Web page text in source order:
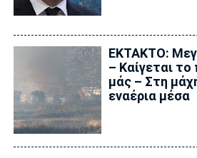
ΕΚΤΑΚΤΟ:
– Καίγεται
μάς – Στη
εναέρια μέσα